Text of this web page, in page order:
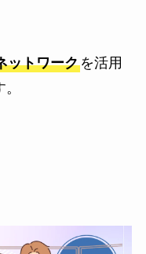
ットワークを活用